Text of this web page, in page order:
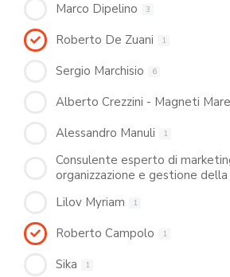
Marco Dipelino 3
Roberto De Zuani 1
Sergio Marchisio 6
Alberto Crezzini - Magneti
Alessandro Manuli 1
Consulente esperto di
organizzazione e gestione della
Lilov Myriam 1
Roberto Campolo 1
Sika 1